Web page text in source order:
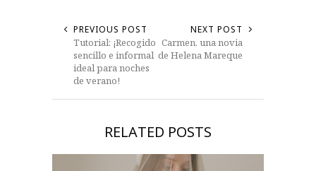
PREVIOUS POST
Tutorial: ¡Recogido
sencillo e informal
ideal para noches
de verano!
NEXT POST
Carmen, una novia
de Helena Mareque
RELATED POSTS